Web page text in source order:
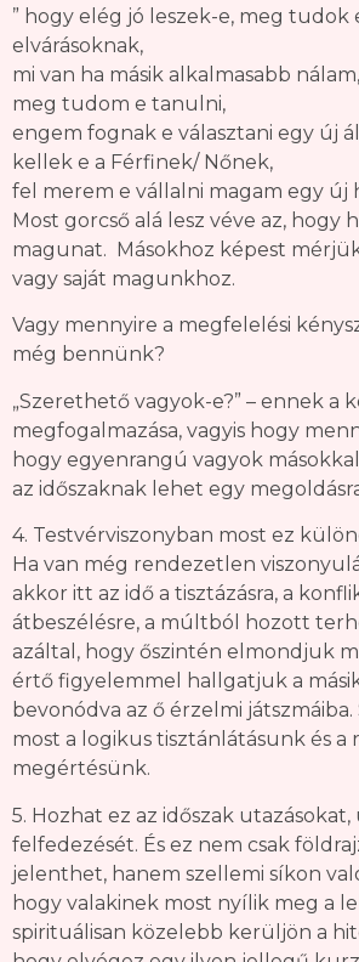
” hogy elég jó leszek-e, meg tudok
elvárásoknak,
mi van ha másik alkalmasabb nálam,
meg tudom e tanulni,
engem fognak e választani egy új
kellek e a Férfinek/ Nőnek,
fel merem e vállalni magam egy új
Most gorcső alá lesz véve az, hogy
magunat. Másokhoz képest
vagy saját magunkhoz.
Vagy mennyire a megfelelési
még bennünk?
„Szerethető vagyok-e?” – ennek a
megfogalmazása, vagyis hogy
hogy egyenrangú vagyok
az időszaknak lehet egy
4. Testvérviszonyban most ez
Ha van még rendezetlen
akkor itt az idő a tisztázásra, a
átbeszélésre, a múltból hozott
azáltal, hogy őszintén elmondjuk
értő figyelemmel hallgatjuk a
bevonódva az ő érzelmi
most a logikus tisztánlátásunk és a
megértésünk.
5. Hozhat ez az időszak
felfedezését. És ez nem csak
jelenthet, hanem szellemi síkon
hogy valakinek most nyílik meg a
spirituálisan közelebb kerüljön a